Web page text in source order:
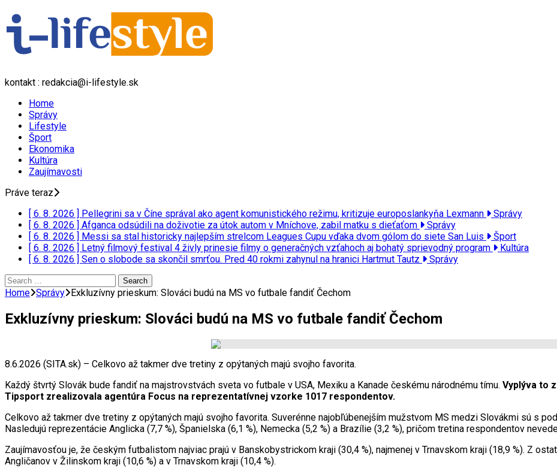
kontakt : redakcia@i-lifestyle.sk
Home
Správy
Lifestyle
Šport
Ekonomika
Kultúra
Zaujímavosti
Práve teraz
[ 6. 8. 2026 ] Pellegrini sa v Číne správal ako agent komunistického režimu, kritizuje europoslankyňa Lexmann
Správy
[ 6. 8. 2026 ] Afganca odsúdili na doživotie za útok autom v Mníchove, zabil matku s dieťaťom
Správy
[ 6. 8. 2026 ] Messi sa stal historicky najlepším strelcom Leagues Cupu vďaka dvom gólom do siete San Luis
Šport
[ 6. 8. 2026 ] Letný filmový festival 4 živly prinesie filmy o generačných vzťahoch aj bohatý sprievodný program
Kultúra
[ 6. 8. 2026 ] Sen o slobode sa skončil smrťou. Pred 40 rokmi zahynul na hranici Hartmut Tautz
Správy
Search
for:
Home Správy Exkluzívny prieskum: Slováci budú na MS vo futbale fandiť Čechom
Exkluzívny prieskum: Slováci budú na MS vo futbale fandiť Čechom
8.6.2026 (SITA.sk) – Celkovo až takmer dve tretiny z opýtaných majú svojho favorita.
Každý štvrtý Slovák bude fandiť na majstrovstvách sveta vo futbale v USA, Mexiku a Kanade českému národnému tímu. Vyplýva to
Tipsport zrealizovala agentúra Focus na reprezentatívnej vzorke 1017 respondentov.
Celkovo až takmer dve tretiny z opýtaných majú svojho favorita. Suverénne najobľúbenejším mužstvom MS medzi Slovákmi sú s
Nasledujú reprezentácie Anglicka (7,7 %), Španielska (6,1 %), Nemecka (5,2 %) a Brazílie (3,2 %), pričom tretina respondentov
Zaujímavosťou je, že českým futbalistom najviac prajú v Banskobystrickom kraji (30,4 %), najmenej v Trnavskom kraji (18,9 %). Z
Angličanov v Žilinskom kraji (10,6 %) a v Trnavskom kraji (10,4 %).